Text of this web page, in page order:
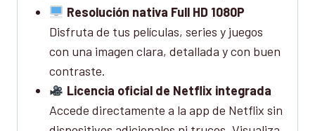
Resolución nativa Full HD 1080P
Disfruta de tus películas, series y juegos
con una imagen clara, detallada y con buen
contraste.
Licencia oficial de Netflix integrada
Accede directamente a la app de Netflix sin